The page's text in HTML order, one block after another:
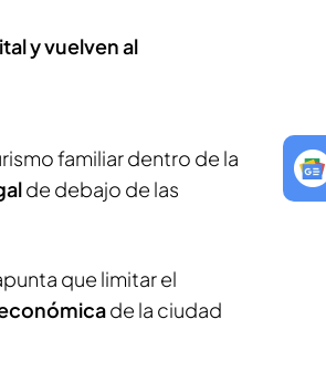
y vuelven al
familiar dentro de la
de debajo de las
que limitar el
de la ciudad